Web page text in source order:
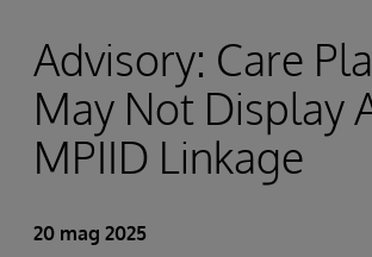
Advisory: Care
May Not Display
MPIID Linkage
20 mag 2025